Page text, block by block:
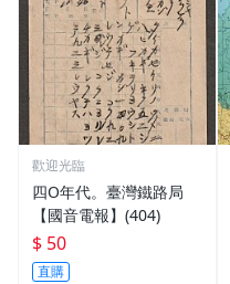
歡迎光臨
四O年代。臺灣鐵路局
【國音電報】(404)
$ 50
直購